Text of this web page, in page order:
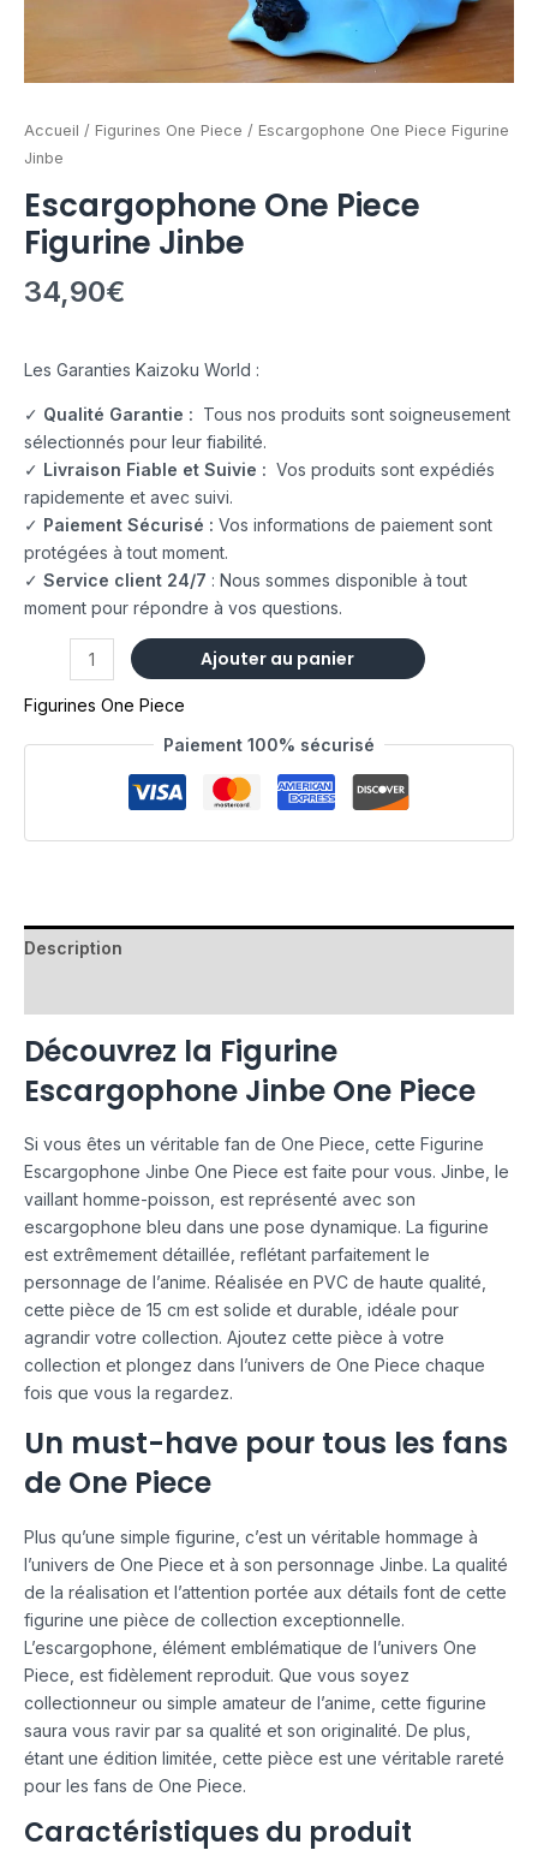
Accueil / Figurines One Piece / Escargophone One Piece Figurine
Jinbe
Escargophone One Piece
Figurine Jinbe
34,90€
Les Garanties Kaizoku World :
✓ Qualité Garantie : Tous nos produits sont soigneusement
sélectionnés pour leur fiabilité.
✓ Livraison Fiable et Suivie : Vos produits sont expédiés
rapidemente et avec suivi.
✓ Paiement Sécurisé : Vos informations de paiement sont
protégées à tout moment.
✓ Service client 24/7 : Nous sommes disponible à tout
moment pour répondre à vos questions.
Ajouter au panier
Figurines One Piece
Paiement 100% sécurisé
Description
Découvrez la Figurine
Escargophone Jinbe One Piece
Si vous êtes un véritable fan de One Piece, cette Figurine
Escargophone Jinbe One Piece est faite pour vous. Jinbe, le
vaillant homme-poisson, est représenté avec son
escargophone bleu dans une pose dynamique. La figurine
est extrêmement détaillée, reflétant parfaitement le
personnage de l’anime. Réalisée en PVC de haute qualité,
cette pièce de 15 cm est solide et durable, idéale pour
agrandir votre collection. Ajoutez cette pièce à votre
collection et plongez dans l’univers de One Piece chaque
fois que vous la regardez.
Un must-have pour tous les fans
de One Piece
Plus qu’une simple figurine, c’est un véritable hommage à
l’univers de One Piece et à son personnage Jinbe. La qualité
de la réalisation et l’attention portée aux détails font de cette
figurine une pièce de collection exceptionnelle.
L’escargophone, élément emblématique de l’univers One
Piece, est fidèlement reproduit. Que vous soyez
collectionneur ou simple amateur de l’anime, cette figurine
saura vous ravir par sa qualité et son originalité. De plus,
étant une édition limitée, cette pièce est une véritable rareté
pour les fans de One Piece.
Caractéristiques du produit